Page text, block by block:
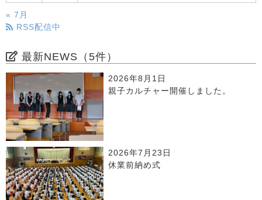
« 7月
RSS配信中
最新NEWS（5件）
2026年8月1日
親子カルチャー開催しました。
2026年7月23日
休業前納め式